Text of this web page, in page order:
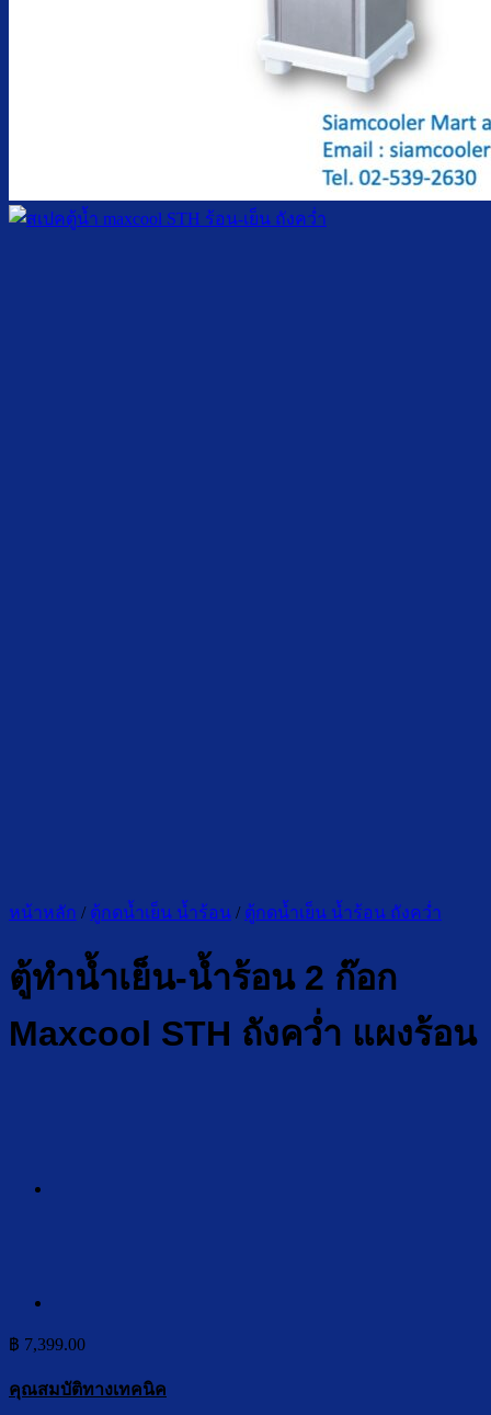
หน้าหลัก / ตู้กดน้ำเย็น น้ำร้อน / ตู้กดน้ำเย็น น้ำร้อน ถังคว่ำ
ตู้ทำน้ำเย็น-น้ำร้อน 2 ก๊อก
Maxcool STH ถังคว่ำ แผงร้อน
฿ 7,399.00
คุณสมบัติทางเทคนิค